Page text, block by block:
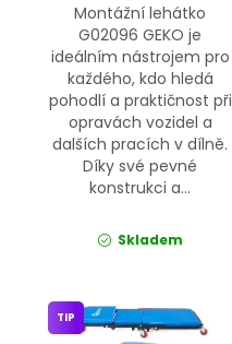
Montážní lehátko
G02096 GEKO je
ideálním nástrojem pro
každého, kdo hledá
pohodlí a praktičnost při
opravách vozidel a
dalších pracích v dílně.
Díky své pevné
konstrukci a...
Skladem
TIP